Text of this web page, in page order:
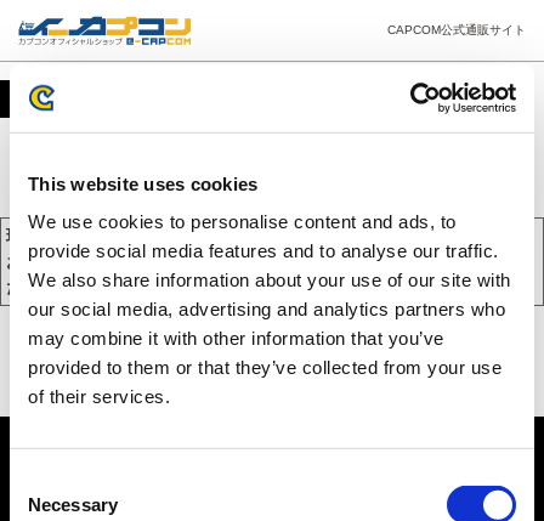
This website uses cookies
We use cookies to personalise content and ads, to
provide social media features and to analyse our traffic.
We also share information about your use of our site with
our social media, advertising and analytics partners who
may combine it with other information that you’ve
provided to them or that they’ve collected from your use
of their services.
Selection
Necessary
CAPCOM公式通販サイト
カート
現在、カートには商品が入っておりません。
お買い物を続けるには下の 「お買い物を続ける」 をクリックしてく
ださい。